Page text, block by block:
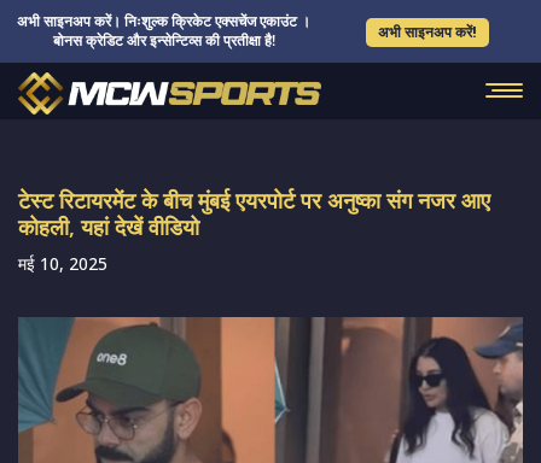
अभी साइनअप करें। निःशुल्क क्रिकेट एक्सचेंज एकाउंट ।
बोनस क्रेडिट और इन्सेन्टिव्स की प्रतीक्षा है!
अभी साइनअप करें!
टेस्ट रिटायरमेंट के बीच मुंबई एयरपोर्ट पर अनुष्का संग नजर आए
कोहली, यहां देखें वीडियो
मई 10, 2025